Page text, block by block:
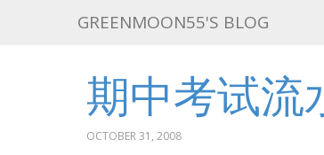
GREENMOON55'S BLOG
期中考试流
OCTOBER 31, 2008